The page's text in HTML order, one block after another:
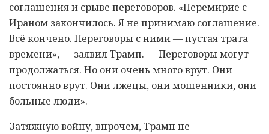
соглашения и срыве переговоров. «Перемирие с
Ираном закончилось. Я не принимаю соглашение.
Всё кончено. Переговоры с ними — пустая трата
времени», — заявил Трамп. — Переговоры могут
продолжаться. Но они очень много врут. Они
постоянно врут. Они лжецы, они мошенники, они
больные люди».
Затяжную войну, впрочем, Трамп не